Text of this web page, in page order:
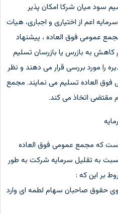
سود میان شرکا امکان پذیر
اعم از اختیاری و اجباری، هیات
تشکیل مجمع عمومی فوق العاده ، پیشنهاد
به بازرس یا بازرسان تسلیم
را مورد بررسی قرار می دهند و نظر
العاده تسلیم می نمایند. مجمع
مقتضی اتخاذ می کند.
که مجمع عمومی فوق العاده
به تقلیل سرمایه شرکت به طور
بر این که :
حقوق صاحبان سهام لطمه ای وارد